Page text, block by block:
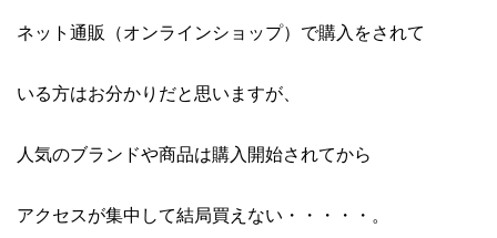
ネット通販（オンラインショップ）で購入をされて
いる方はお分かりだと思いますが、
人気のブランドや商品は購入開始されてから
アクセスが集中して結局買えない・・・・・。